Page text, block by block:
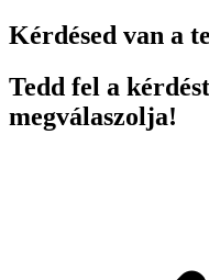
Kérdésed van a
Tedd fel a
megválaszolja!